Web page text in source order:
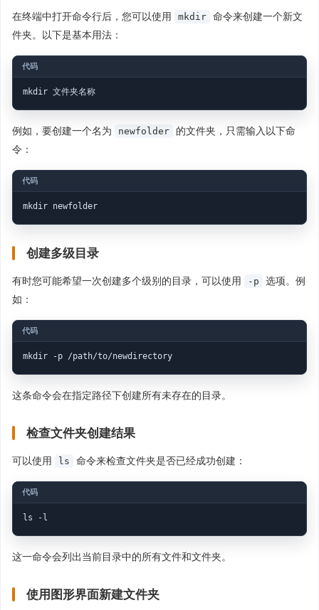
在终端中打开命令行后，您可以使用 mkdir 命令来创建一个新文
件夹。以下是基本用法：
mkdir 文件夹名称
例如，要创建一个名为 newfolder
的文件夹，只需输入以下命
令：
mkdir newfolder
创建多级目录
有时您可能希望一次创建多个级别的目录，可以使用 -p
选项。例
如：
mkdir -p /path/to/newdirectory
这条命令会在指定路径下创建所有未存在的目录。
检查文件夹创建结果
可以使用 ls 命令来检查文件夹是否已经成功创建：
ls -l
这一命令会列出当前目录中的所有文件和文件夹。
使用图形界面新建文件夹